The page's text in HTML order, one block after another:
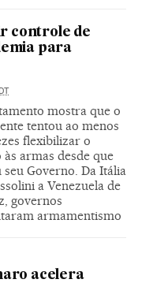
controle de
para
mostra que o
tentou ao menos
flexibilizar o
às armas desde que
seu Governo. Da Itália
a Venezuela de
governos
armamentismo
acelera